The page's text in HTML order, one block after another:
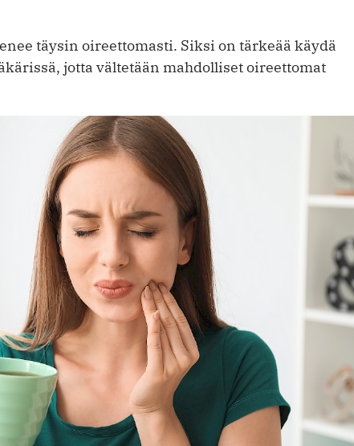
täysin oireettomasti. Siksi on tärkeää käydä
jotta vältetään mahdolliset oireettomat